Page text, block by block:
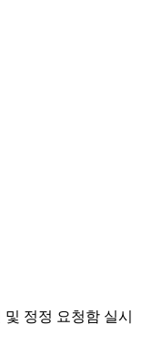
정정 요청함 실시